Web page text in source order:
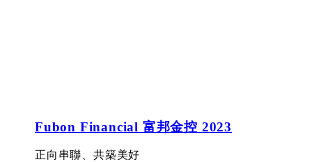
Fubon Financial 富邦金控 2023
正向串聯、共築美好